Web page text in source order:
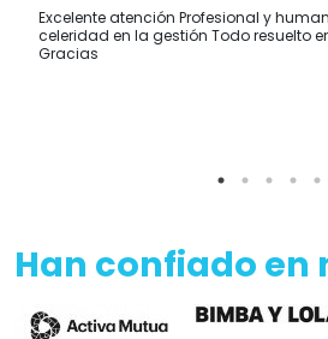
Excelente atención Profesional y
celeridad en la gestión Todo resuelto
Gracias
Han confiado en